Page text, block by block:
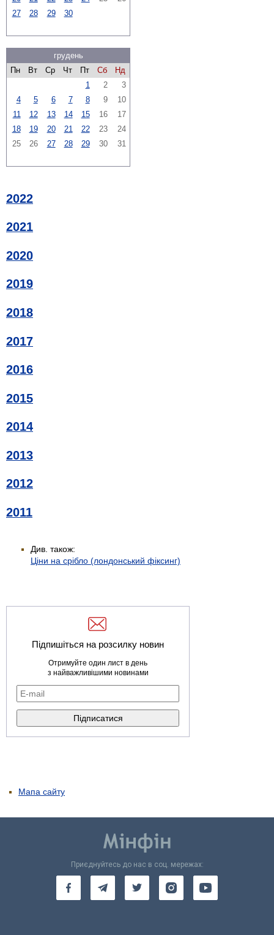
27
28 29 30
грудень
Пн
Вт Ср Чт Пт Сб
Нд
1
2
3
4
5 6 7 8 9
10
11
12 13 14 15 16
17
18
19 20 21 22 23
24
25
26 27 28 29 30 31
2022
2021
2020
2019
2018
2017
2016
2015
2014
2013
2012
2011
Див. також:
Ціни на срібло (лондонський фіксинг)
Підпишіться на розсилку новин
Отримуйте один лист в день
з найважливішими новинами
Мапа сайту
Приєднуйтесь до нас в соц. мережах: